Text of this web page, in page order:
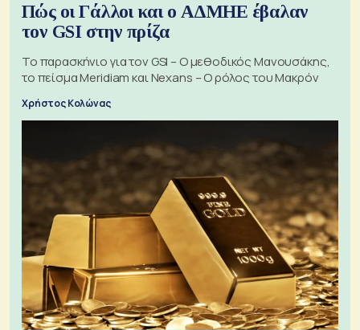
Πώς οι Γάλλοι και ο ΑΔΜΗΕ έβαλαν
τον GSI στην πρίζα
Το παρασκήνιο για τον GSI – Ο μεθοδικός Μανουσάκης,
το πείσμα Meridiam και Nexans – Ο ρόλος του Μακρόν
Χρήστος Κολώνας